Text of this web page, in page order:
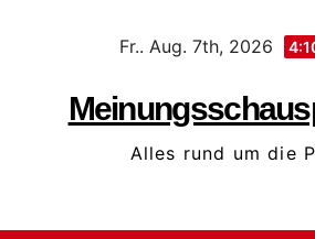
Fr.. Aug. 7th, 2026
Alles rund um die